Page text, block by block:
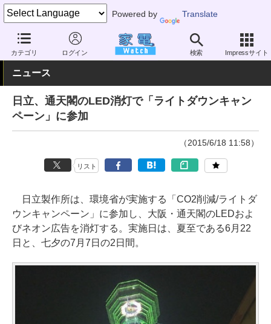
Powered by Translate
カテゴリ ログイン 検索 Impressサイト
家電 Watch 生活家電 照明器具 LED
ニュース
日立、通天閣のLED消灯で「ライトダウンキャン
ペーン」に参加
（2015/6/18 11:58）
リスト
日立製作所は、環境省が実施する「CO2削減/ライトダ
ウンキャンペーン」に参加し、大阪・通天閣のLEDおよ
びネオン広告を消灯する。実施日は、夏至である6月22
日と、七夕の7月7日の2日間。